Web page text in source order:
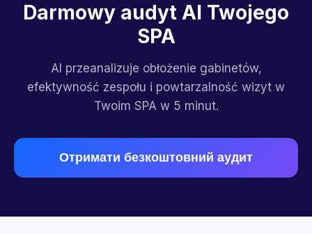
Darmowy audyt AI Twojego
SPA
AI przeanalizuje obłożenie gabinetów,
efektywność zespołu i powtarzalność wizyt w
Twoim SPA w 5 minut.
Отримати безкоштовний аудит